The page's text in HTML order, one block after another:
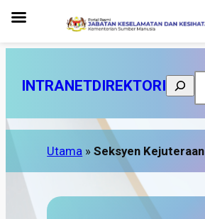
INTRANETDIREKTORI Search
Utama »Seksyen Kejuteraan